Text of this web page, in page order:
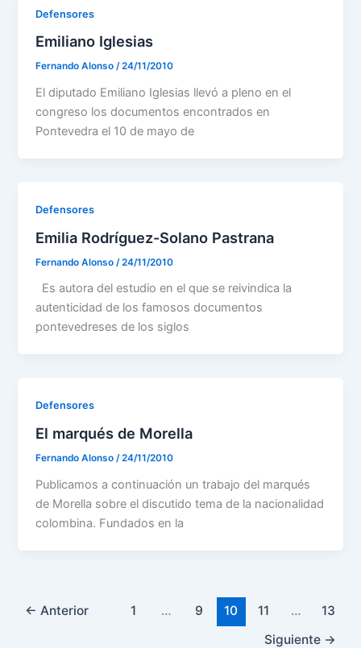
Defensores
Emiliano Iglesias
Fernando Alonso/24/11/2010
El diputado Emiliano Iglesias llevó a pleno en el
congreso los documentos encontrados en
Pontevedra el 10 de mayo de
Defensores
Emilia Rodríguez-Solano Pastrana
Fernando Alonso /24/11/2010
Es autora del estudio en el que se reivindica la
autenticidad de los famosos documentos
pontevedreses de los siglos
Defensores
El marqués de Morella
Fernando Alonso/24/11/2010
Publicamos a continuación un trabajo del marqués
de Morella sobre el discutido tema de la nacionalidad
colombina. Fundados en la
← Anterior 1 … 9 10 11 …
13
Siguiente →